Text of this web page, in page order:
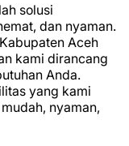
solusi
dan nyaman.
Aceh
kami dirancang
Anda.
yang kami
nyaman,